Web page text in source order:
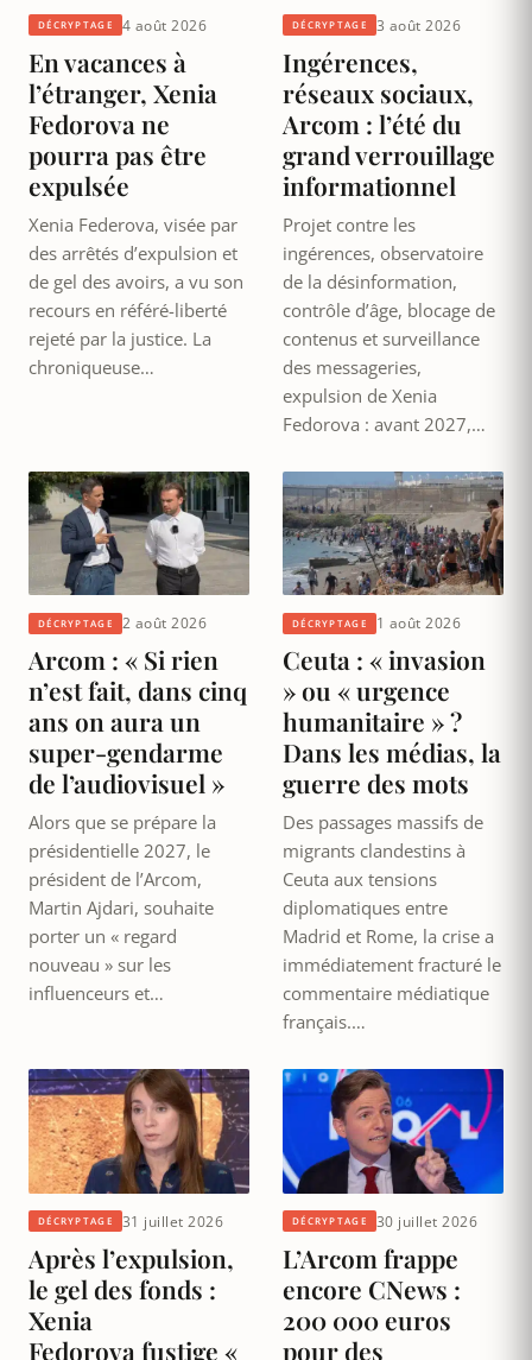
DÉCRYPTAGE 4 août 2026
En vacances à
l’étranger, Xenia
Fedorova ne
pourra pas être
expulsée
Xenia Federova, visée par
des arrêtés d’expulsion et
de gel des avoirs, a vu son
recours en référé-liberté
rejeté par la justice. La
chroniqueuse…
DÉCRYPTAGE 3 août 2026
Ingérences,
réseaux sociaux,
Arcom : l’été du
grand verrouillage
informationnel
Projet contre les
ingérences, observatoire
de la désinformation,
contrôle d’âge, blocage de
contenus et surveillance
des messageries,
expulsion de Xenia
Fedorova : avant 2027,…
DÉCRYPTAGE 2 août 2026
Arcom : « Si rien
n’est fait, dans cinq
ans on aura un
super-gendarme
de l’audiovisuel »
Alors que se prépare la
présidentielle 2027, le
président de l’Arcom,
Martin Ajdari, souhaite
porter un « regard
nouveau » sur les
influenceurs et…
DÉCRYPTAGE 1 août 2026
Ceuta : « invasion
» ou « urgence
humanitaire » ?
Dans les médias, la
guerre des mots
Des passages massifs de
migrants clandestins à
Ceuta aux tensions
diplomatiques entre
Madrid et Rome, la crise a
immédiatement fracturé le
commentaire médiatique
français.…
DÉCRYPTAGE 31 juillet 2026
Après l’expulsion,
le gel des fonds :
Xenia
Fedorova fustige «
DÉCRYPTAGE 30 juillet 2026
L’Arcom frappe
encore CNews :
200 000 euros
pour des